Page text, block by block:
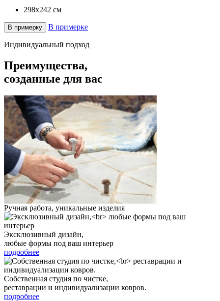
298x242 см
В примерку В примерке
Индивидуальный подход
Преимущества,
созданные для вас
Ручная работа, уникальные изделия
Эксклюзивный дизайн,
любые формы под ваш интерьер
подробнее
Собственная студия по чистке,
реставрации и индивидуализации ковров.
подробнее